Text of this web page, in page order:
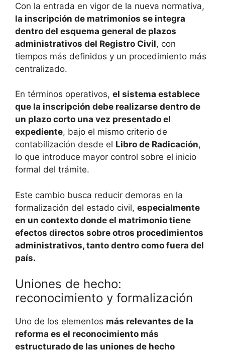
Con la entrada en vigor de la nueva normativa,
la inscripción de matrimonios se integra
dentro del esquema general de plazos
administrativos del Registro Civil, con
tiempos más definidos y un procedimiento más
centralizado.
En términos operativos, el sistema establece
que la inscripción debe realizarse dentro de
un plazo corto una vez presentado el
expediente, bajo el mismo criterio de
contabilización desde el Libro de Radicación,
lo que introduce mayor control sobre el inicio
formal del trámite.
Este cambio busca reducir demoras en la
formalización del estado civil, especialmente
en un contexto donde el matrimonio tiene
efectos directos sobre otros procedimientos
administrativos, tanto dentro como fuera del
país.
Uniones de hecho:
reconocimiento y formalización
Uno de los elementos más relevantes de la
reforma es el reconocimiento más
estructurado de las uniones de hecho